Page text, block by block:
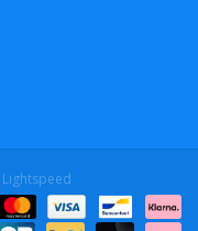
Lightspeed